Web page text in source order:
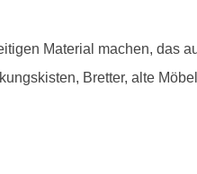
Material machen, das
Bretter, alte